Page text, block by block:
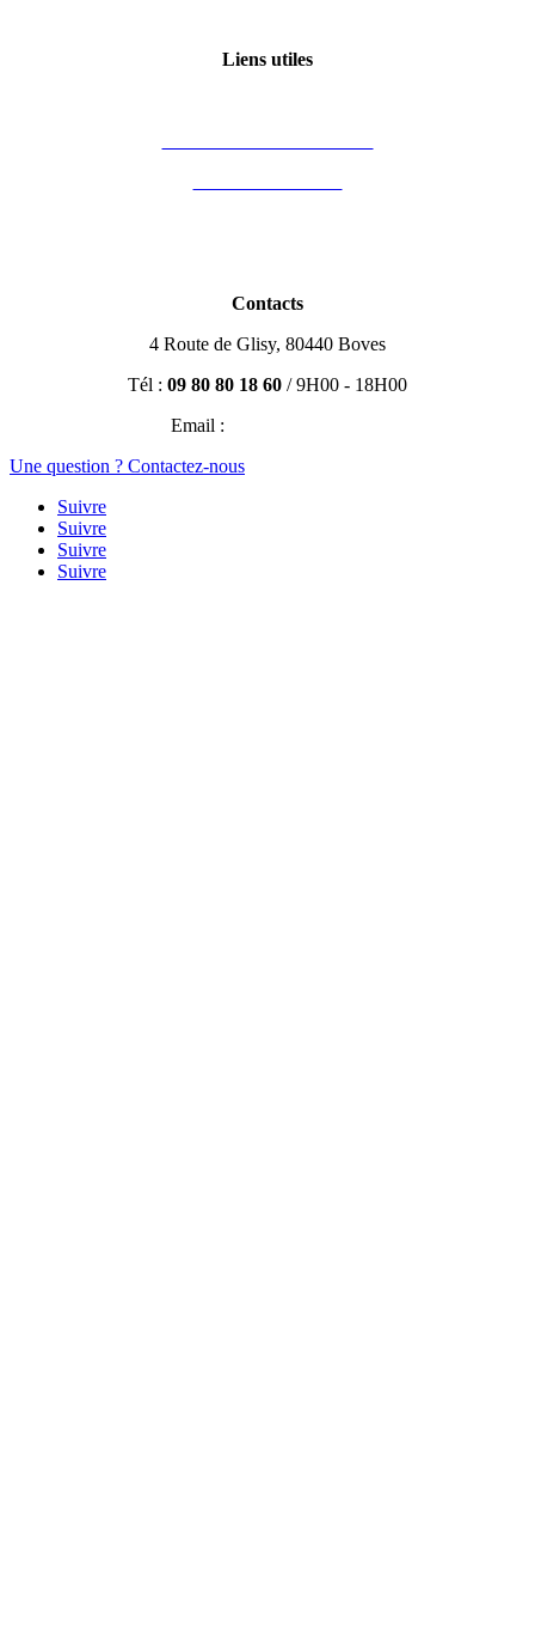
Liens utiles
Contacts
4 Route de Glisy, 80440 Boves
Tél : 09 80 80 18 60 / 9H00 - 18H00
Email :
Une question ? Contactez-nous
Suivre
Suivre
Suivre
Suivre